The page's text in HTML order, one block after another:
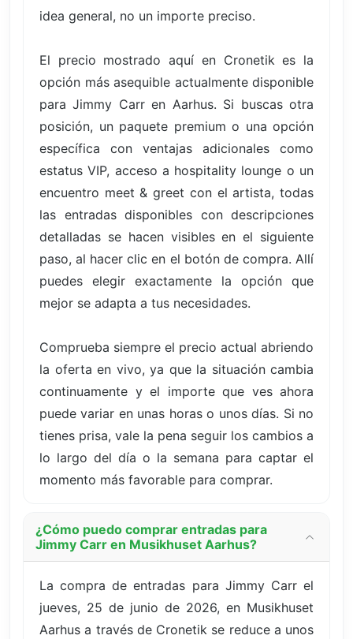
idea general, no un importe preciso.
El precio mostrado aquí en Cronetik es la
opción más asequible actualmente disponible
para Jimmy Carr en Aarhus. Si buscas otra
posición, un paquete premium o una opción
específica con ventajas adicionales como
estatus VIP, acceso a hospitality lounge o un
encuentro meet & greet con el artista, todas
las entradas disponibles con descripciones
detalladas se hacen visibles en el siguiente
paso, al hacer clic en el botón de compra. Allí
puedes elegir exactamente la opción que
mejor se adapta a tus necesidades.
Comprueba siempre el precio actual abriendo
la oferta en vivo, ya que la situación cambia
continuamente y el importe que ves ahora
puede variar en unas horas o unos días. Si no
tienes prisa, vale la pena seguir los cambios a
lo largo del día o la semana para captar el
momento más favorable para comprar.
¿Cómo puedo comprar entradas para
Jimmy Carr en Musikhuset Aarhus?
La compra de entradas para Jimmy Carr el
jueves, 25 de junio de 2026, en Musikhuset
Aarhus a través de Cronetik se reduce a unos